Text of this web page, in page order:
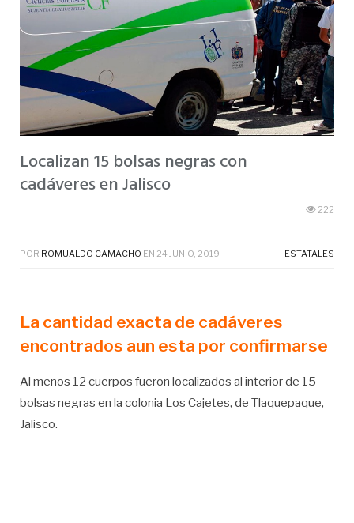
Localizan 15 bolsas negras con
cadáveres en Jalisco
222
POR ROMUALDO CAMACHO EN 24 JUNIO, 2019 ESTATALES
La cantidad exacta de cadáveres
encontrados aun esta por confirmarse
Al menos 12 cuerpos fueron localizados al interior de 15
bolsas negras en la colonia Los Cajetes, de Tlaquepaque,
Jalisco.